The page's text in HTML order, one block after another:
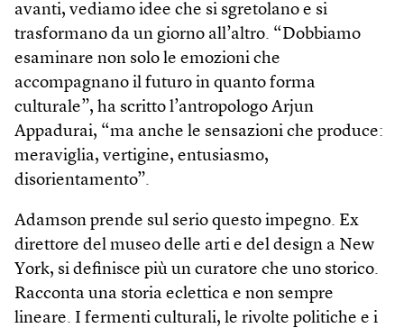
avanti, vediamo idee che si sgretolano e si
trasformano da un giorno all’altro. “Dobbiamo
esaminare non solo le emozioni che
accompagnano il futuro in quanto forma
culturale”, ha scritto l’antropologo Arjun
Appadurai, “ma anche le sensazioni che produce:
meraviglia, vertigine, entusiasmo,
disorientamento”.
Adamson prende sul serio questo impegno. Ex
direttore del museo delle arti e del design a New
York, si definisce più un curatore che uno storico.
Racconta una storia eclettica e non sempre
lineare. I fermenti culturali, le rivolte politiche e i